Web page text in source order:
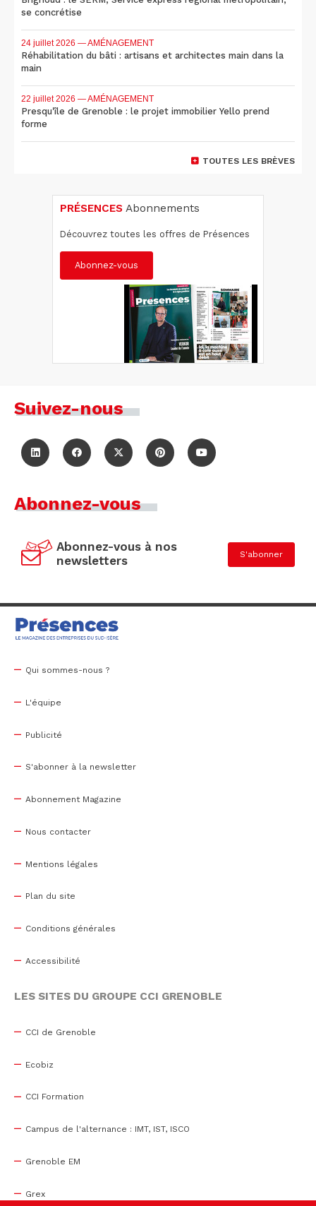
se concrétise
24 juillet 2026 — AMÉNAGEMENT
Réhabilitation du bâti : artisans et architectes main dans la
main
22 juillet 2026 — AMÉNAGEMENT
Presqu'île de Grenoble : le projet immobilier Yello prend
forme
TOUTES LES BRÈVES
PRÉSENCES Abonnements
Découvrez toutes les offres de Présences
Abonnez-vous
Suivez-nous
Abonnez-vous
Abonnez-vous à nos
newsletters
S'abonner
Qui sommes-nous ?
L'équipe
Publicité
S'abonner à la newsletter
Abonnement Magazine
Nous contacter
Mentions légales
Plan du site
Conditions générales
Accessibilité
LES SITES DU GROUPE CCI GRENOBLE
CCI de Grenoble
Ecobiz
CCI Formation
Campus de l'alternance : IMT, IST, ISCO
Grenoble EM
Grex